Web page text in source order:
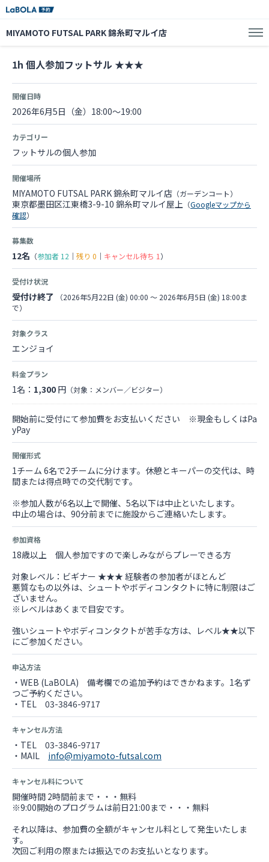
MIYAMOTO FUTSAL PARK 錦糸町マルイ店
1h 個人参加フットサル ★★★
開催日時
2026年6月5日（金）18:00～19:00
カテゴリー
フットサルの個人参加
開催場所
MIYAMOTO FUTSAL PARK 錦糸町マルイ店 （ガーデンコート）
東京都墨田区江東橋3-9-10 錦糸町マルイ屋上 （Googleマップから
確認）
募集数
12名 （参加者 12 ｜ 残り 0 ｜ キャンセル待ち 1 ）
受付け状況
受付け終了
（2026年5月22日 (金) 00:00 〜 2026年6月5日 (金) 18:00ま
で）
対象クラス
エンジョイ
料金プラン
1名： 1,300 円 （対象：メンバー／ビジター）
開始前に受付にて参加費をお支払いください ※現金もしくはPa
yPay
開催形式
1チーム 6名で2チームに分けます。休憩とキーパーの交代は、時
間または得点時での交代制です。
※参加人数が6名以上で開催、5名以下は中止といたします。
中止の場合は、90分前までに施設からご連絡いたします。
参加資格
18歳以上 個人参加ですので楽しみながらプレーできる方
対象レベル：ビギナー ★★★ 経験者の参加者がほとんど
悪質なもの以外は、シュートやボディコンタクトに特に制限はご
ざいません。
※レベルはあくまで目安です。
強いシュートやボディコンタクトが苦手な方は、レベル★★以下
にご参加ください。
申込方法
・WEB (LaBOLA) 備考欄での追加予約はできかねます。1名ず
つご予約ください。
・TEL 03-3846-9717
キャンセル方法
・TEL 03-3846-9717
・MAIL info@miyamoto-futsal.com
キャンセル料について
開催時間 2時間前まで・・・無料
※9:00開始のプログラムは前日21:00まで・・・無料
それ以降は、参加費の全額がキャンセル料として発生いたしま
す。
次回ご利用の際または振込でのお支払いとなります。